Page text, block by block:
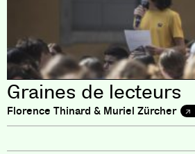
Graines de lecteurs
Florence Thinard & Muriel Zürcher